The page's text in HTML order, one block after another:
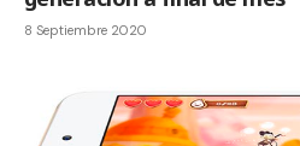
8 Septiembre 2020